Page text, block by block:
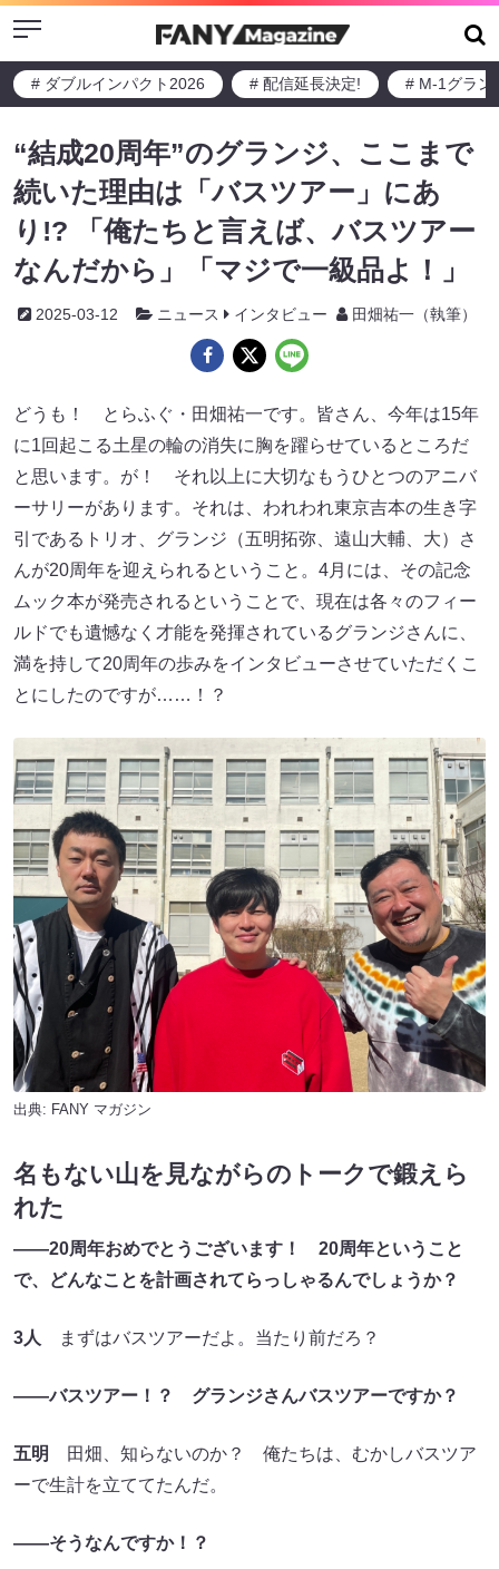
Menu
# ダブルインパクト2026 # 配信延長決定! # M-1グラン
“結成20周年”のグランジ、ここまで
続いた理由は「バスツアー」にあ
り!? 「俺たちと言えば、バスツアー
なんだから」「マジで一級品よ！」
2025-03-12 ニュース インタビュー 田畑祐一（執筆）
どうも！ とらふぐ・田畑祐一です。皆さん、今年は15年
に1回起こる土星の輪の消失に胸を躍らせているところだ
と思います。が！ それ以上に大切なもうひとつのアニバ
ーサリーがあります。それは、われわれ東京吉本の生き字
引であるトリオ、グランジ（五明拓弥、遠山大輔、大）さ
んが20周年を迎えられるということ。4月には、その記念
ムック本が発売されるということで、現在は各々のフィー
ルドでも遺憾なく才能を発揮されているグランジさんに、
満を持して20周年の歩みをインタビューさせていただくこ
とにしたのですが……！？
出典: FANY マガジン
名もない山を見ながらのトークで鍛えら
れた
――20周年おめでとうございます！
20周年ということ
で、 どんなことを計画されてらっしゃるんでしょうか？
3人 まずはバスツアーだよ。当たり前だろ？
――バスツアー ！？ グランジさんバスツアーですか？
五明
田畑、知らないのか？ 俺たちは、むかしバスツア
ーで生計を立ててたんだ。
――そうなんですか！？